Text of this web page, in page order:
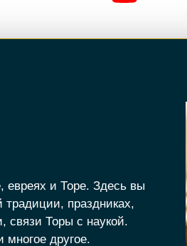
и Торе. Здесь вы
традиции, праздниках,
связи Торы с наукой.
многое другое.